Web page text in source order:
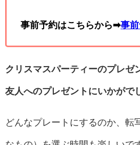
事前予約はこちらから➡事
クリスマスパーティーのプレゼ
友人へのプレゼントにいかがで
どんなプレートにするのか、転